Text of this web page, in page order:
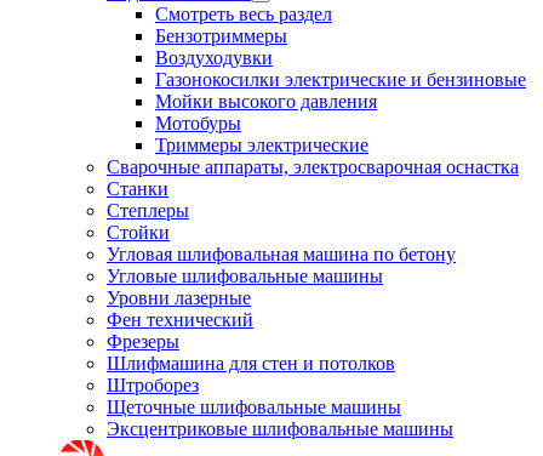
Смотреть весь раздел
Бензотриммеры
Воздуходувки
Газонокосилки электрические и бензиновые
Мойки высокого давления
Мотобуры
Триммеры электрические
Сварочные аппараты, электросварочная оснастка
Станки
Степлеры
Стойки
Угловая шлифовальная машина по бетону
Угловые шлифовальные машины
Уровни лазерные
Фен технический
Фрезеры
Шлифмашина для стен и потолков
Штроборез
Щеточные шлифовальные машины
Эксцентриковые шлифовальные машины